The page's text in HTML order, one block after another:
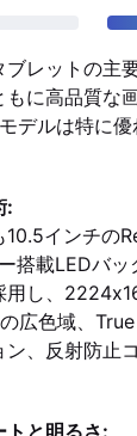
ブレットの主
に高品質な
デルは特に
:
10.5インチの
ー搭載LEDバ
用し、
広色域、
ン、反射防止
トと明るさ: